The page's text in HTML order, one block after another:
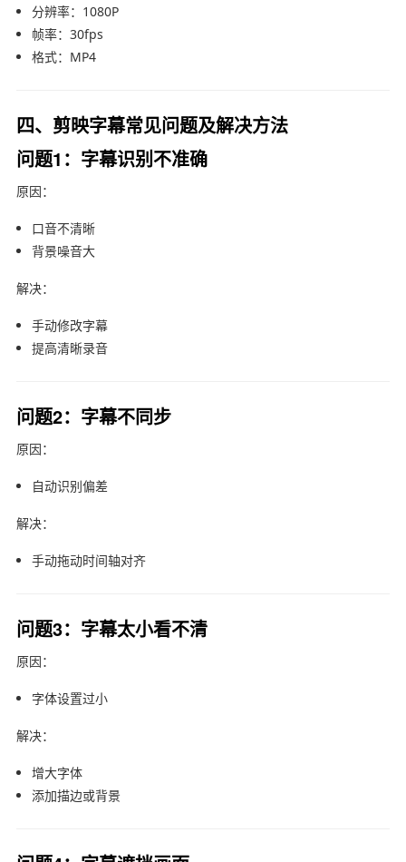
分辨率：1080P
帧率：30fps
格式：MP4
四、剪映字幕常见问题及解决方法
问题1：字幕识别不准确
原因：
口音不清晰
背景噪音大
解决：
手动修改字幕
提高清晰录音
问题2：字幕不同步
原因：
自动识别偏差
解决：
手动拖动时间轴对齐
问题3：字幕太小看不清
原因：
字体设置过小
解决：
增大字体
添加描边或背景